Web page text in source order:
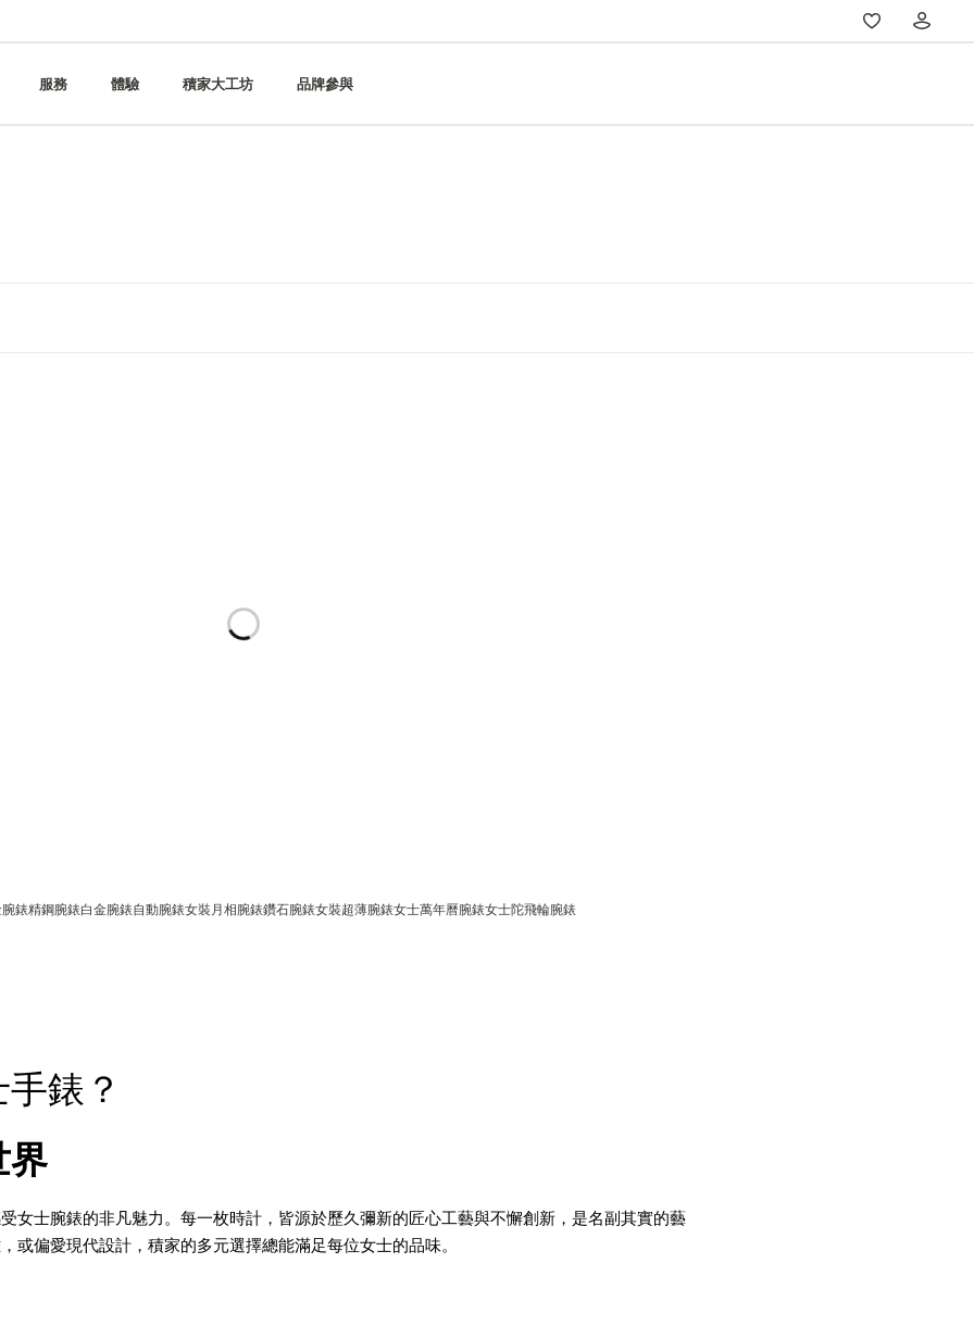
服務 體驗 積家大工坊 品牌參與
錶精鋼腕錶白金腕錶自動腕錶女裝月相腕錶鑽石腕錶女裝超薄腕錶女士萬年曆腕錶女士陀飛輪腕錶
錶？
界
女士腕錶的非凡魅力。每一枚時計，皆源於歷久彌新的匠心工藝與不懈創新，是名副其實的藝
或偏愛現代設計，積家的多元選擇總能滿足每位女士的品味。